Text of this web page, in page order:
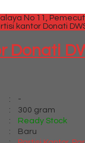
No 11,
kantor Donati
Donati
:
-
:
300 gram
:
Ready Stock
:
Baru